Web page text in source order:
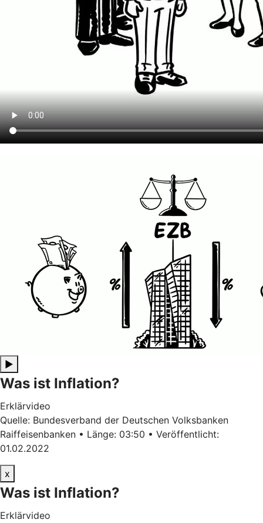
▶
Was ist Inflation?
Erklärvideo
Quelle: Bundesverband der Deutschen Volksbanken
Raiffeisenbanken • Länge: 03:50 • Veröffentlicht:
01.02.2022
x
Was ist Inflation?
Erklärvideo